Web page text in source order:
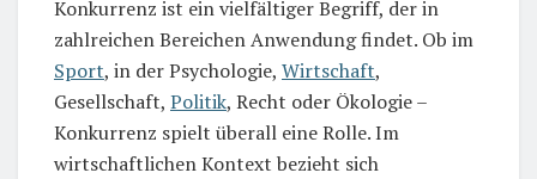
Konkurrenz ist ein vielfältiger Begriff, der in
zahlreichen Bereichen Anwendung findet. Ob im
Sport, in der Psychologie, Wirtschaft,
Gesellschaft, Politik, Recht oder Ökologie –
Konkurrenz spielt überall eine Rolle. Im
wirtschaftlichen Kontext bezieht sich